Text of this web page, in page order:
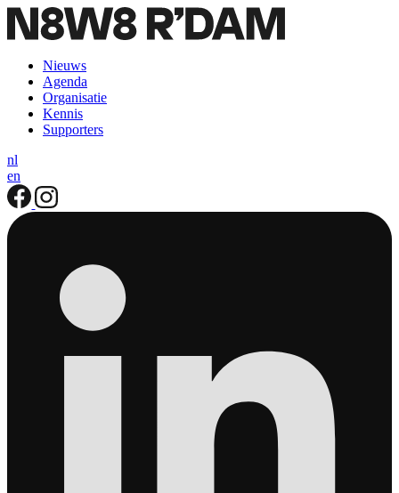
Nieuws
Agenda
Organisatie
Kennis
Supporters
nl
en